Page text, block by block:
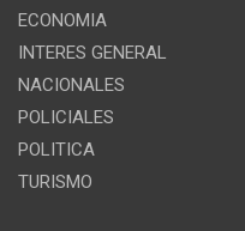
ECONOMIA
INTERES GENERAL
NACIONALES
POLICIALES
POLITICA
TURISMO